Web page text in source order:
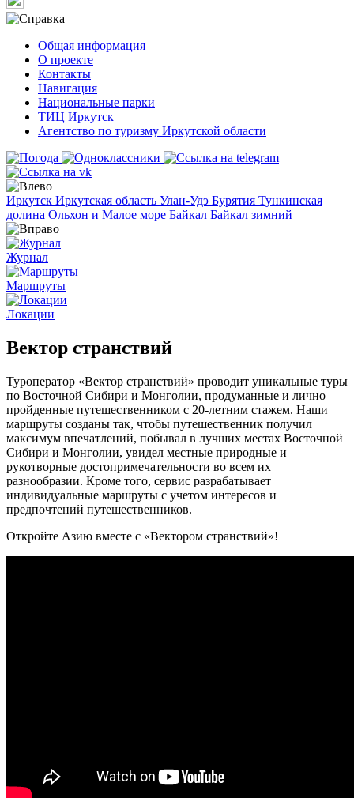
Общая информация
О проекте
Контакты
Навигация
Национальные парки
ТИЦ Иркутск
Агентство по туризму Иркутской области
Иркутск Иркутская область Улан-Удэ Бурятия Тункинская
долина Ольхон и Малое море Байкал Байкал зимний
Журнал
Маршруты
Локации
Вектор странствий
Туроператор «Вектор странствий» проводит уникальные туры
по Восточной Сибири и Монголии, продуманные и лично
пройденные путешественником с 20-летним стажем. Наши
маршруты созданы так, чтобы путешественник получил
максимум впечатлений, побывал в лучших местах Восточной
Сибири и Монголии, увидел местные природные и
рукотворные достопримечательности во всем их
разнообразии. Кроме того, сервис разрабатывает
индивидуальные маршруты с учетом интересов и
предпочтений путешественников.
Откройте Азию вместе с «Вектором странствий»!